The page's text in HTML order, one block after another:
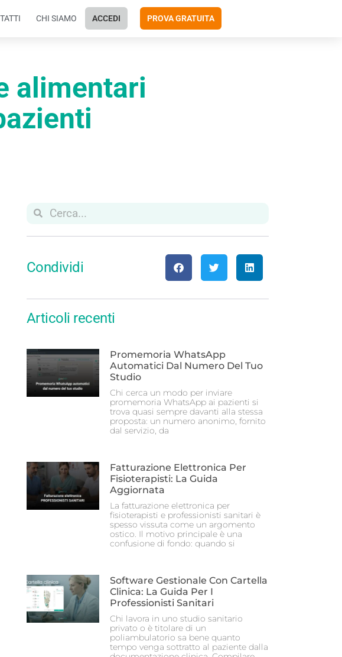
CHI SIAMO ACCEDI PROVA GRATUITA
alimentari
Condividi
Articoli recenti
Promemoria WhatsApp
Automatici Dal Numero Del Tuo
Studio
Chi cerca un modo per inviare
promemoria WhatsApp ai pazienti si
trova quasi sempre davanti alla stessa
proposta: un numero anonimo, fornito
dal servizio, da
Fatturazione Elettronica Per
Fisioterapisti: La Guida
Aggiornata
La fatturazione elettronica per
fisioterapisti e professionisti sanitari è
spesso vissuta come un argomento
ostico. Il motivo principale è una
confusione di fondo: quando si
Software Gestionale Con Cartella
Clinica: La Guida Per I
Professionisti Sanitari
Chi lavora in uno studio sanitario
privato o è titolare di un
poliambulatorio sa bene quanto
tempo venga sottratto al paziente dalla